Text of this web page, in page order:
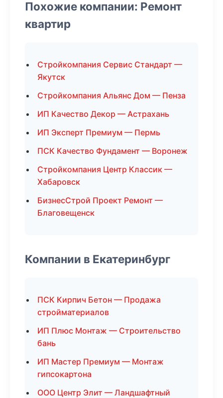
Похожие компании: Ремонт
квартир
Стройкомпания Сервис Стандарт —
Якутск
Стройкомпания Альянс Дом — Пенза
ИП Качество Декор — Астрахань
ИП Эксперт Премиум — Пермь
ПСК Качество Фундамент — Воронеж
Стройкомпания Центр Классик —
Хабаровск
БизнесСтрой Проект Ремонт —
Благовещенск
Компании в Екатеринбург
ПСК Кирпич Бетон — Продажа
стройматериалов
ИП Плюс Монтаж — Строительство
бань
ИП Мастер Премиум — Монтаж
гипсокартона
ООО Центр Элит — Ландшафтный